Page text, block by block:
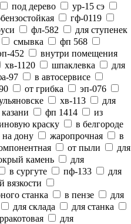
под дерево
ур-15 сэ
гф-0119
фл-582
для ступенек
смывка
фп 568
452
внутри помещения
хв-1120 шпаклевка
для
97
в автосервисе
от грибка
эп-076
хв-113
для
фп 1414
из
краску
в белгороде
на дону жаропрочная
в
от пыли
для
камень
для
в сургуте пф-133
для
вязкости
станка в пензе
для
для склада
для станка
для